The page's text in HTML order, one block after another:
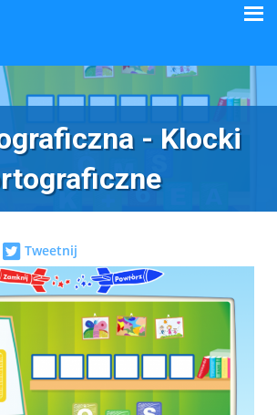
- Klocki
Tweetnij